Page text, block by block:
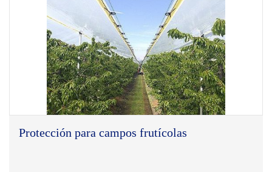
Protección para campos frutícolas